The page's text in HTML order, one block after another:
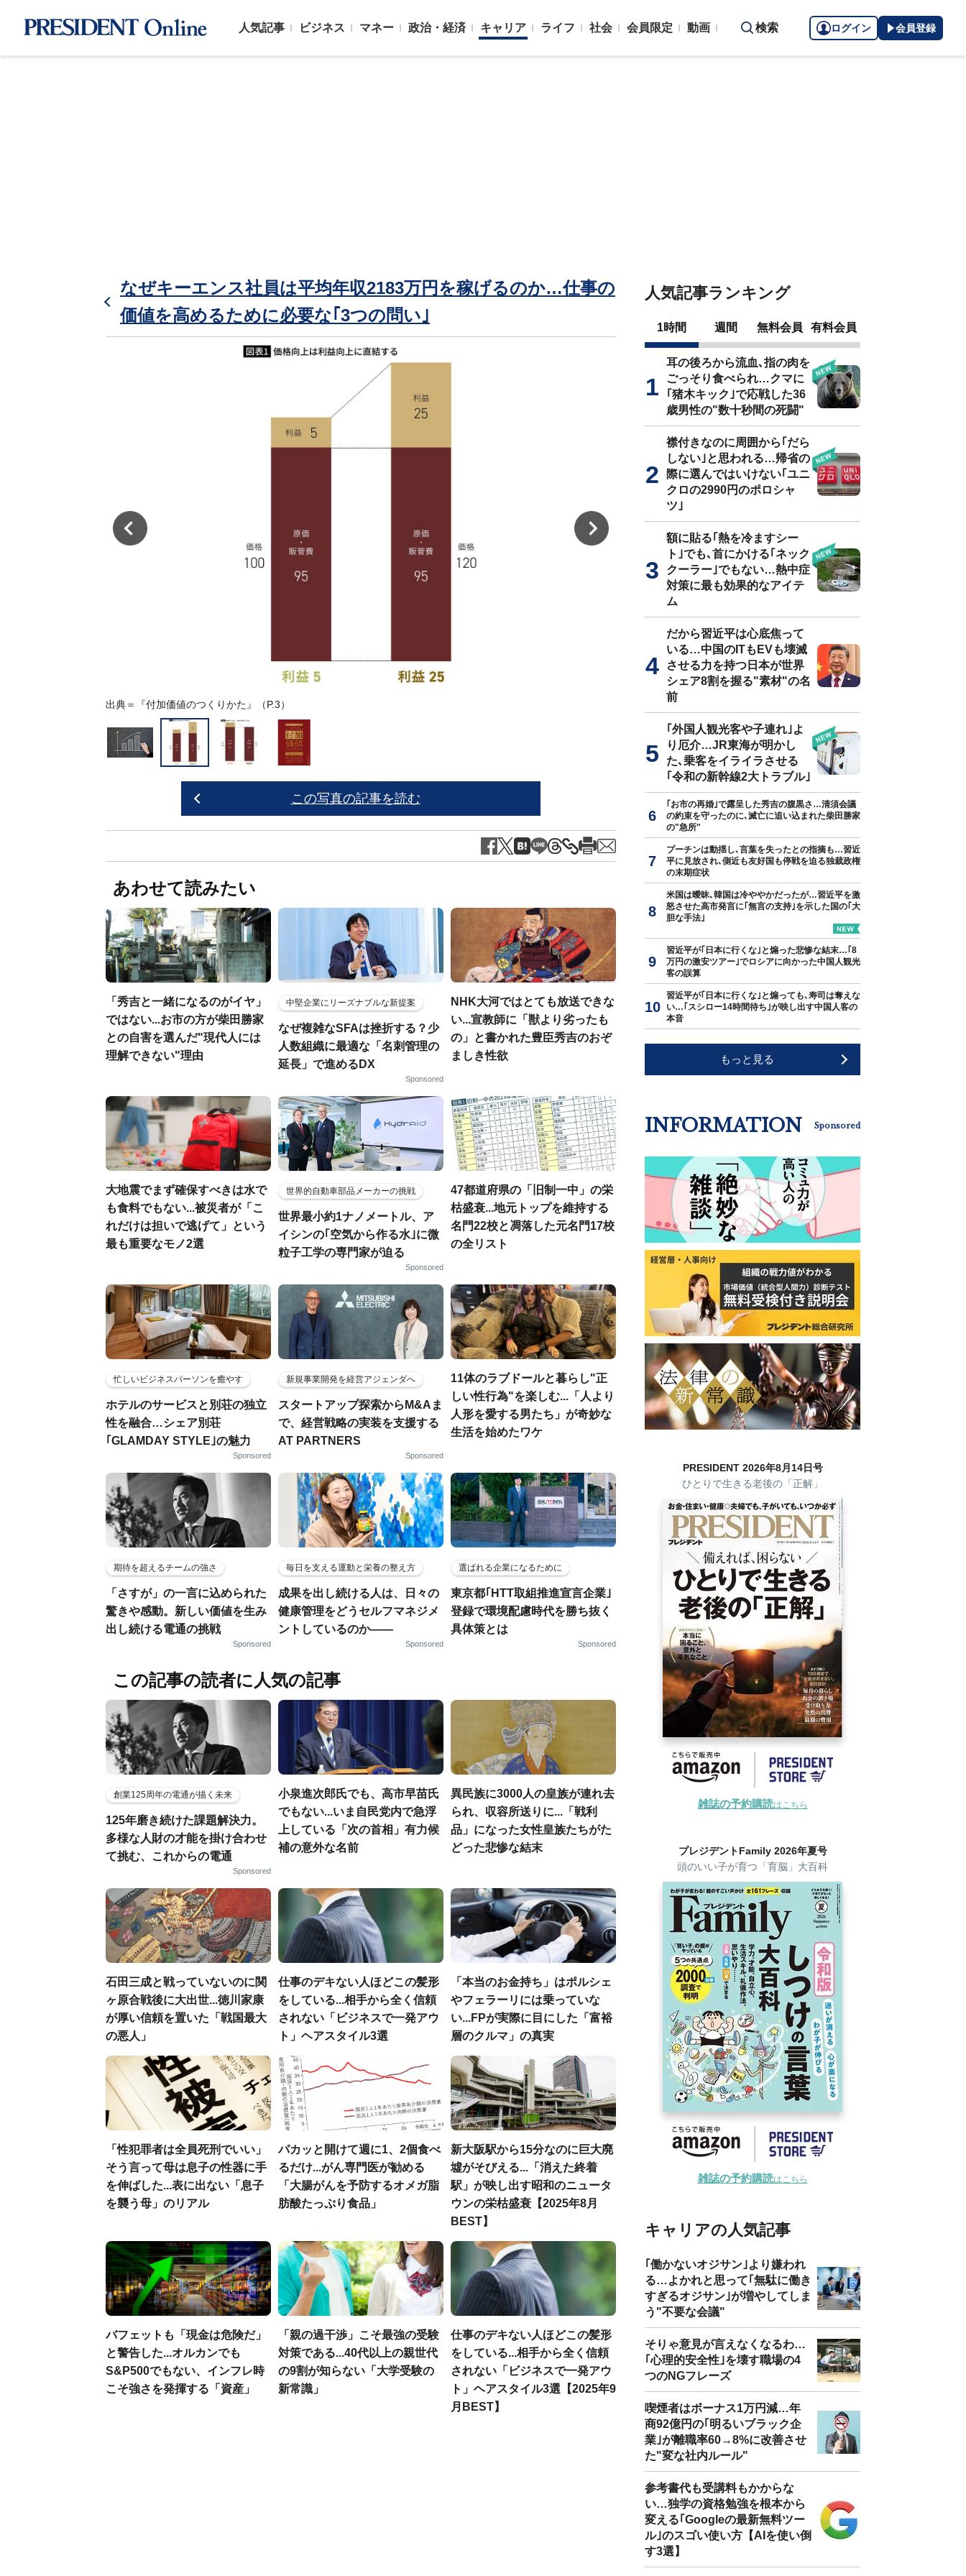
人気記事 ビジネス マネー 政治・経済 キャリア ライフ 社会 会員限定 動画 検索 ログイン 会員登録
なぜキーエンス社員は平均年収2183万円を稼げるのか…仕事の
価値を高めるために必要な｢3つの問い｣
出典＝『付加価値のつくりかた 』（P.3） 付加価値のつくりかた
この写真の記事を読む
あわせて読みたい
「秀吉と一緒になるのがイヤ」
ではない...お市の方が柴田勝家
との自害を選んだ"現代人には
理解できない"理由
中堅企業にリーズナブルな新提案
なぜ複雑なSFAは挫折する？少
人数組織に最適な「名刺管理の
延長」で進めるDX
Sponsored
NHK大河ではとても放送できな
い...宣教師に「獣より劣ったも
の」と書かれた豊臣秀吉のおぞ
ましき性欲
大地震でまず確保すべきは水で
も食料でもない...被災者が「こ
れだけは担いで逃げて」という
最も重要なモノ2選
世界的自動車部品メーカーの挑戦
世界最小約1ナノメートル、ア
イシンの｢空気から作る水｣に微
粒子工学の専門家が迫る
Sponsored
47都道府県の「旧制一中」の栄
枯盛衰...地元トップを維持する
名門22校と凋落した元名門17校
の全リスト
忙しいビジネスパーソンを癒やす
ホテルのサービスと別荘の独立
性を融合…シェア別荘
｢GLAMDAY STYLE｣の魅力
Sponsored
新規事業開発を経営アジェンダへ
スタートアップ探索からM&Aま
で、経営戦略の実装を支援する
AT PARTNERS
Sponsored
11体のラブドールと暮らし"正
しい性行為"を楽しむ...「人より
人形を愛する男たち」が奇妙な
生活を始めたワケ
期待を超えるチームの強さ
「さすが」の一言に込められた
驚きや感動。新しい価値を生み
出し続ける電通の挑戦
Sponsored
毎日を支える運動と栄養の整え方
成果を出し続ける人は、日々の
健康管理をどうセルフマネジメ
ントしているのか——
Sponsored
選ばれる企業になるために
東京都｢HTT取組推進宣言企業｣
登録で環境配慮時代を勝ち抜く
具体策とは
Sponsored
この記事の読者に人気の記事
創業125周年の電通が描く未来
125年磨き続けた課題解決力。
多様な人財の才能を掛け合わせ
て挑む、これからの電通
Sponsored
小泉進次郎氏でも、高市早苗氏
でもない...いま自民党内で急浮
上している「次の首相」有力候
補の意外な名前
異民族に3000人の皇族が連れ去
られ、収容所送りに...「戦利
品」になった女性皇族たちがた
どった悲惨な結末
石田三成と戦っていないのに関
ヶ原合戦後に大出世...徳川家康
が厚い信頼を置いた「戦国最大
の悪人」
仕事のデキない人ほどこの髪形
をしている...相手から全く信頼
されない「ビジネスで一発アウ
ト」ヘアスタイル3選
「本当のお金持ち」はポルシェ
やフェラーリには乗っていな
い...FPが実際に目にした「富裕
層のクルマ」の真実
「性犯罪者は全員死刑でいい」
そう言って母は息子の性器に手
を伸ばした...表に出ない「息子
を襲う母」のリアル
パカッと開けて週に1、2個食べ
るだけ...がん専門医が勧める
「大腸がんを予防するオメガ脂
肪酸たっぷり食品」
新大阪駅から15分なのに巨大廃
墟がそびえる...「消えた終着
駅」が映し出す昭和のニュータ
ウンの栄枯盛衰【2025年8月
BEST】
バフェットも「現金は危険だ」
と警告した...オルカンでも
S&P500でもない、インフレ時
こそ強さを発揮する「資産」
「親の過干渉」こそ最強の受験
対策である...40代以上の親世代
の9割が知らない「大学受験の
新常識」
仕事のデキない人ほどこの髪形
をしている...相手から全く信頼
されない「ビジネスで一発アウ
ト」ヘアスタイル3選【2025年9
月BEST】
人気記事ランキング
1時間 週間 無料会員 有料会員
耳の後ろから流血､指の肉を
ごっそり食べられ…クマに
｢猪木キック｣で応戦した36
歳男性の"数十秒間の死闘"
襟付きなのに周囲から｢だら
しない｣と思われる…帰省の
際に選んではいけない｢ユニ
クロの2990円のポロシャ
ツ｣
額に貼る｢熱を冷ますシー
ト｣でも､首にかける｢ネック
クーラー｣でもない…熱中症
対策に最も効果的なアイテ
ム
だから習近平は心底焦って
いる…中国のITもEVも壊滅
させる力を持つ日本が世界
シェア8割を握る"素材"の名
前
｢外国人観光客や子連れ｣よ
り厄介…JR東海が明かし
た､乗客をイライラさせる
｢令和の新幹線2大トラブル｣
｢お市の再婚｣で露呈した秀吉の腹黒さ…清須会議
の約束を守ったのに､滅亡に追い込まれた柴田勝家
の"急所"
プーチンは動揺し､言葉を失ったとの指摘も…習近
平に見放され､側近も友好国も停戦を迫る独裁政権
の末期症状
米国は曖昧､韓国は冷ややかだったが…習近平を激
怒させた高市発言に｢無言の支持｣を示した国の｢大
胆な手法｣
習近平が｢日本に行くな｣と煽った悲惨な結末…｢8
万円の激安ツアー｣でロシアに向かった中国人観光
客の誤算
習近平が｢日本に行くな｣と煽っても､寿司は奪えな
い…｢スシロー14時間待ち｣が映し出す中国人客の
本音
もっと見る
INFORMATION Sponsored
PRESIDENT 2026年8月14日号
ひとりで生きる老後の「正解」
雑誌の予約購読はこちら
プレジデントFamily 2026年夏号
頭のいい子が育つ「育脳」大百科
雑誌の予約購読はこちら
キャリアの人気記事
｢働かないオジサン｣より嫌われ
る…よかれと思って｢無駄に働き
すぎるオジサン｣が増やしてしま
う"不要な会議"
そりゃ意見が言えなくなるわ…
｢心理的安全性｣を壊す職場の4
つのNGフレーズ
喫煙者はボーナス1万円減…年
商92億円の｢明るいブラック企
業｣が離職率60→8%に改善させ
た"変な社内ルール"
参考書代も受講料もかからな
い…独学の資格勉強を根本から
変える｢Googleの最新無料ツー
ル｣のスゴい使い方【AIを使い倒
す3選】